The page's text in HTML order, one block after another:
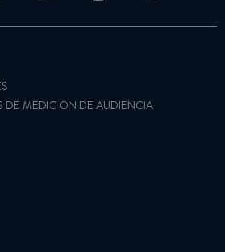
DE MEDICION DE AUDIENCIA